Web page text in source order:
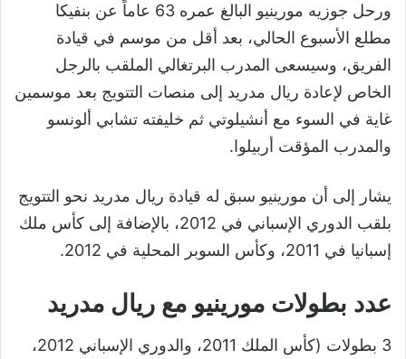
ورحل جوزيه مورينيو البالغ عمره 63 عاماً عن بنفيكا
مطلع الأسبوع الحالي، بعد أقل من موسم في قيادة
الفريق، وسيسعى المدرب البرتغالي الملقب بالرجل
الخاص لإعادة ريال مدريد إلى منصات التتويج بعد موسمين
غاية في السوء مع أنشيلوتي ثم خليفته تشابي ألونسو
والمدرب المؤقت أربيلوا.
يشار إلى أن مورينيو سبق له قيادة ريال مدريد نحو التتويج
بلقب الدوري الإسباني في 2012، بالإضافة إلى كأس ملك
إسبانيا في 2011، وكأس السوبر المحلية في 2012.
عدد بطولات مورينيو مع ريال مدريد
3 بطولات (كأس الملك 2011، والدوري الإسباني 2012،